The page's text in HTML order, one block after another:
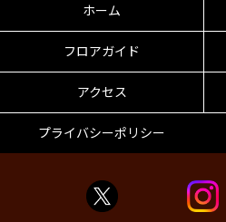
ホーム
フロアガイド
アクセス
プライバシーポリシー